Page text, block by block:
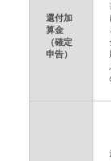
還付加
算金
（確定
申告）